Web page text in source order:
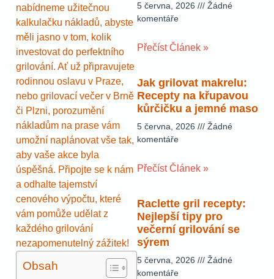
nabídneme užitečnou
kalkulačku nákladů, abyste
měli jasno v tom, kolik
investovat do perfektního
grilování. Ať už připravujete
rodinnou oslavu v Praze,
nebo grilovací večer v Brně
či Plzni, porozumění
nákladům na prase vám
umožní naplánovat vše tak,
aby vaše akce byla
úspěšná. Připojte se k nám
a odhalte tajemství
cenového výpočtu, které
vám pomůže udělat z
každého grilování
nezapomenutelný zážitek!
Obsah
5 června, 2026
Žádné
komentáře
Přečíst Článek »
Jak grilovat makrelu:
Recepty na křupavou
kůrčičku a jemné maso
5 června, 2026
Žádné
komentáře
Přečíst Článek »
Raclette gril recepty:
Nejlepší tipy pro
večerní grilování se
sýrem
5 června, 2026
Žádné
komentáře